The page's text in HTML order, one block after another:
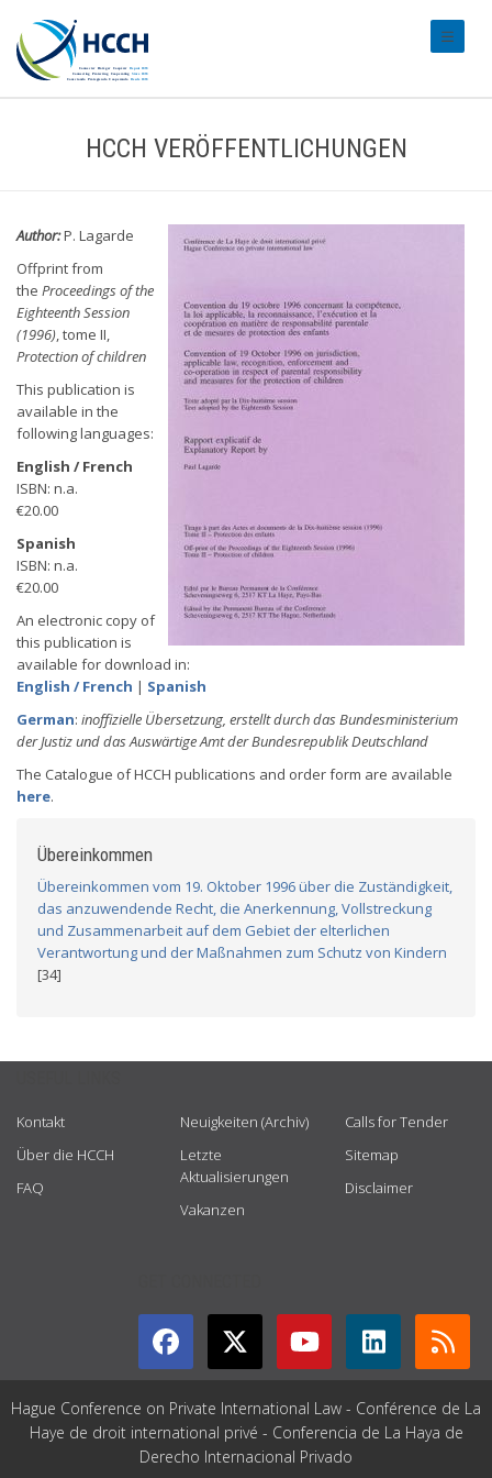
HCCH VERÖFFENTLICHUNGEN
Author:P. Lagarde
Offprint from
the Proceedings of the
Eighteenth Session
(1996), tome II,
Protection of children
This publication is
available in the
following languages:
English / French
ISBN: n.a.
€20.00
Spanish
ISBN: n.a.
€20.00
An electronic copy of
this publication is
available for download in:
English / French | Spanish
German: inoffizielle Übersetzung, erstellt durch das Bundesministerium
der Justiz und das Auswärtige Amt der Bundesrepublik Deutschland
The Catalogue of HCCH publications and order form are available
here.
Übereinkommen
Übereinkommen vom 19. Oktober 1996 über die Zuständigkeit,
das anzuwendende Recht, die Anerkennung, Vollstreckung
und Zusammenarbeit auf dem Gebiet der elterlichen
Verantwortung und der Maßnahmen zum Schutz von Kindern
[34]
Kontakt
Über die HCCH
FAQ
Neuigkeiten (Archiv)
Letzte
Aktualisierungen
Vakanzen
Calls for Tender
Sitemap
Disclaimer
Hague Conference on Private International Law - Conférence de La
Haye de droit international privé - Conferencia de La Haya de
Derecho Internacional Privado